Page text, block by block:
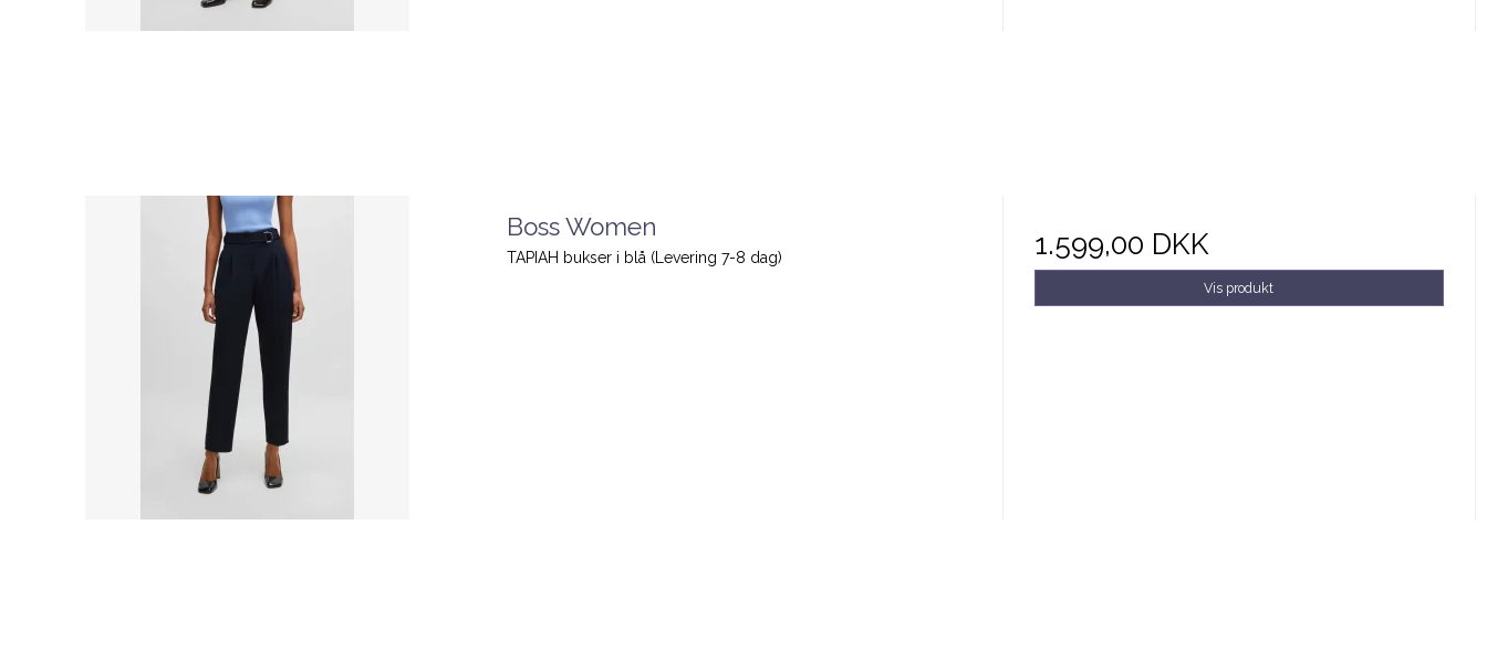
Boss Women
TAPIAH bukser i blå (Levering 7-8 dag) 1.599,00 DKK
Vis produkt